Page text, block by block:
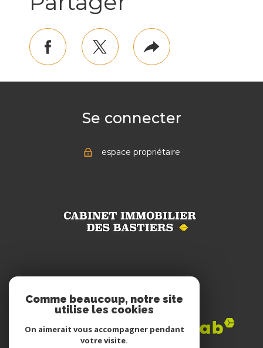
facebooktwitterPlus
de
partage
Se connecter
espace propriétaire
Adhérents
Comme beaucoup, notre site
utilise les cookies
On aimerait vous accompagner pendant
votre visite.